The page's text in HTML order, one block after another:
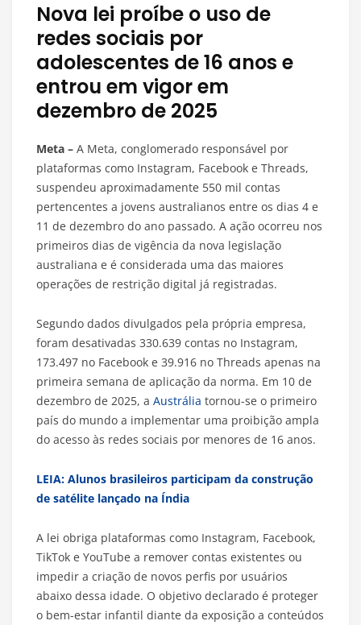
Nova lei proíbe o uso de
redes sociais por
adolescentes de 16 anos e
entrou em vigor em
dezembro de 2025
Meta – A Meta, conglomerado responsável por
plataformas como Instagram, Facebook e Threads,
suspendeu aproximadamente 550 mil contas
pertencentes a jovens australianos entre os dias 4 e
11 de dezembro do ano passado. A ação ocorreu nos
primeiros dias de vigência da nova legislação
australiana e é considerada uma das maiores
operações de restrição digital já registradas.
Segundo dados divulgados pela própria empresa,
foram desativadas 330.639 contas no Instagram,
173.497 no Facebook e 39.916 no Threads apenas na
primeira semana de aplicação da norma. Em 10 de
dezembro de 2025, a Austrália tornou-se o primeiro
país do mundo a implementar uma proibição ampla
do acesso às redes sociais por menores de 16 anos.
LEIA: Alunos brasileiros participam da construção
de satélite lançado na Índia
A lei obriga plataformas como Instagram, Facebook,
TikTok e YouTube a remover contas existentes ou
impedir a criação de novos perfis por usuários
abaixo dessa idade. O objetivo declarado é proteger
o bem-estar infantil diante da exposição a conteúdos